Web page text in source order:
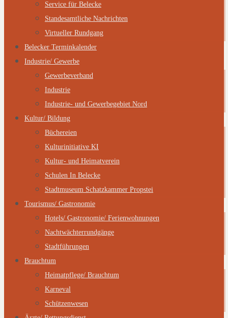
Service für Belecke
Standesamtliche Nachrichten
Virtueller Rundgang
Belecker Terminkalender
Industrie/ Gewerbe
Gewerbeverband
Industrie
Industrie- und Gewerbegebiet Nord
Kultur/ Bildung
Büchereien
Kulturinitiative KI
Kultur- und Heimatverein
Schulen In Belecke
Stadtmuseum Schatzkammer Propstei
Tourismus/ Gastronomie
Hotels/ Gastronomie/ Ferienwohnungen
Nachtwächterrundgänge
Stadtführungen
Brauchtum
Heimatpflege/ Brauchtum
Karneval
Schützenwesen